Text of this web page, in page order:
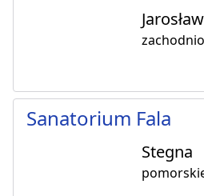
Sanatorium Fala
Stegna